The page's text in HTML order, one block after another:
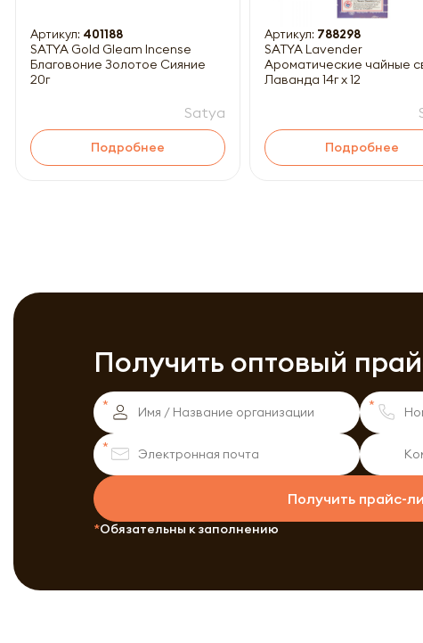
Артикул: 401188
SATYA Gold Gleam Incense
Благовоние Золотое Сияние
20г
Satya
Подробнее
Артикул: 788298
SATYA Lavender
Ароматические чайные
Лаванда 14г x 12
Подробнее
Получить оптовый
Получить прайс-
Обязательны к заполнению